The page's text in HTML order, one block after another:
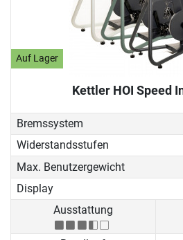
Auf Lager
Kettler HOI Speed
Bremssystem
Widerstandsstufen
Max. Benutzergewicht
Display
Ausstattung